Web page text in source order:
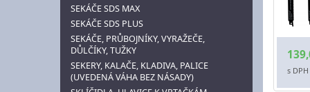
SEKÁČE SDS MAX
SEKÁČE SDS PLUS
SEKÁČE, PRŮBOJNÍKY, VYRAŽEČE,
DŮLČÍKY, TUŽKY
SEKERY, KALAČE, KLADIVA, PALICE
(UVEDENÁ VÁHA BEZ NÁSADY)
s DPH